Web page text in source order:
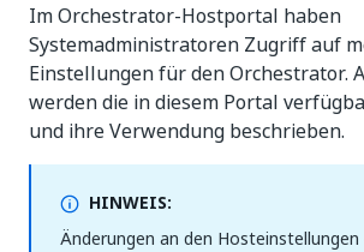
Im Orchestrator-Hostportal haben
Systemadministratoren Zugriff auf
Einstellungen für den Orchestrator.
werden die in diesem Portal
und ihre Verwendung beschrieben.
HINWEIS:
Änderungen an den